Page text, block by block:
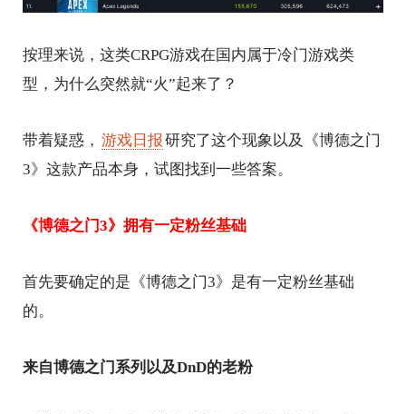
按理来说，这类CRPG游戏在国内属于冷门游戏类
型，为什么突然就“火”起来了？
带着疑惑， 游戏日报研究了这个现象以及《博德之门
3》这款产品本身，试图找到一些答案。
《博德之门3》拥有一定粉丝基础
首先要确定的是《博德之门3》是有一定粉丝基础
的。
来自博德之门系列以及DnD的老粉